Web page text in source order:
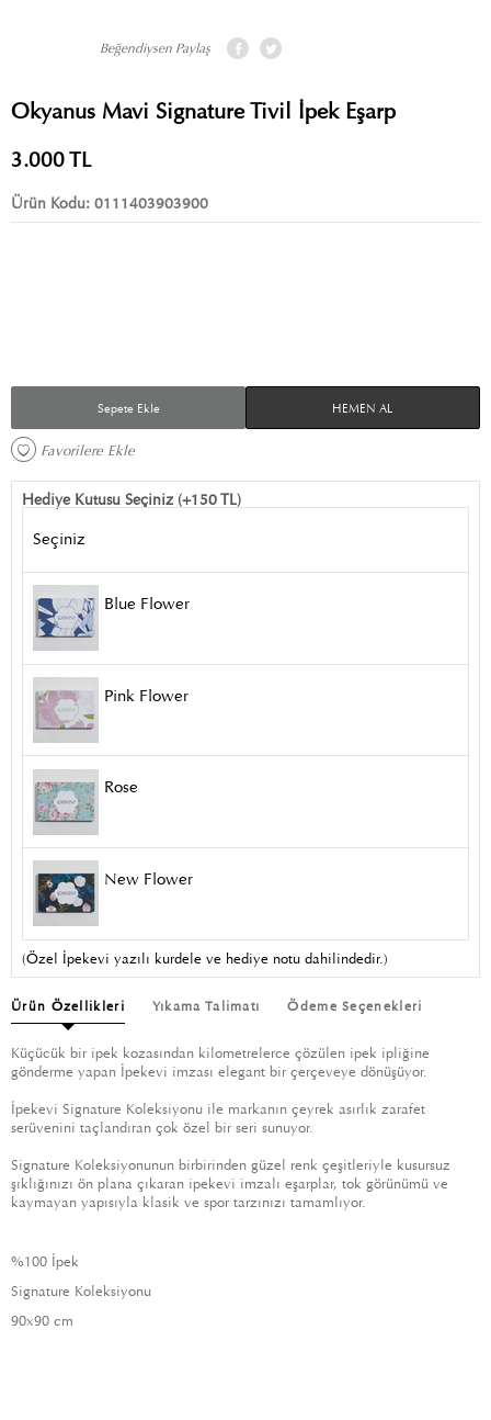
Beğendiysen Paylaş
Okyanus Mavi Signature Tivil İpek Eşarp
3.000TL
Ürün Kodu: 0111403903900
Sepete Ekle HEMEN AL
Favorilere Ekle
Hediye Kutusu Seçiniz (+150 TL)
Seçiniz
Blue Flower
Pink Flower
Rose
New Flower
(Özel İpekevi yazılı kurdele ve hediye notu dahilindedir.)
Ürün Özellikleri Yıkama Talimatı Ödeme Seçenekleri
Küçücük bir ipek kozasından kilometrelerce çözülen ipek ipliğine
gönderme yapan İpekevi imzası elegant bir çerçeveye dönüşüyor.
İpekevi Signature Koleksiyonu ile markanın çeyrek asırlık zarafet
serüvenini taçlandıran çok özel bir seri sunuyor.
Signature Koleksiyonunun birbirinden güzel renk çeşitleriyle kusursuz
şıklığınızı ön plana çıkaran ipekevi imzalı eşarplar, tok görünümü ve
kaymayan yapısıyla klasik ve spor tarzınızı tamamlıyor.
%100 İpek
Signature Koleksiyonu
90x90 cm